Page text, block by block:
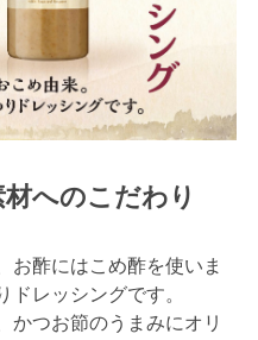
へのこだわり
お酢にはこめ酢を使いま
ドレッシングです。
かつお節のうまみにオリ